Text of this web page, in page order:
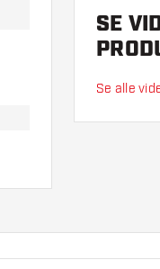
SE
Se alle